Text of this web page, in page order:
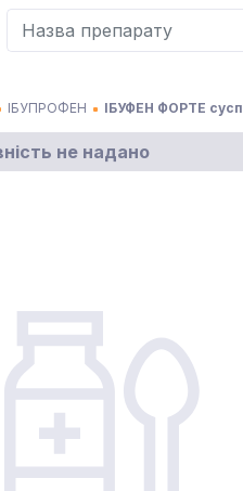
ІБУПРОФЕН ІБУФЕН ФОРТЕ
не надано